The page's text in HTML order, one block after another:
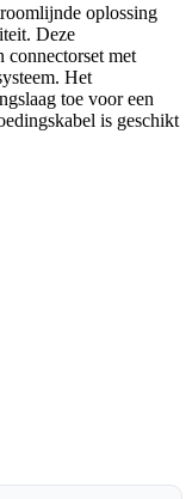
oplossing
Deze
connectorset met
Het
toe voor een
is geschikt